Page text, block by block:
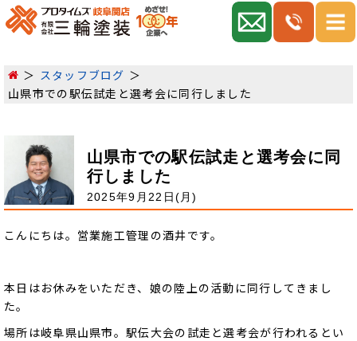
スタッフブログ
山県市での駅伝試走と選考会に同行しました
山県市での駅伝試走と選考会に同
行しました
2025年9月22日(月)
こんにちは。営業施工管理の酒井です。
本日はお休みをいただき、娘の陸上の活動に同行してきまし
た。
場所は岐阜県山県市。駅伝大会の試走と選考会が行われるとい